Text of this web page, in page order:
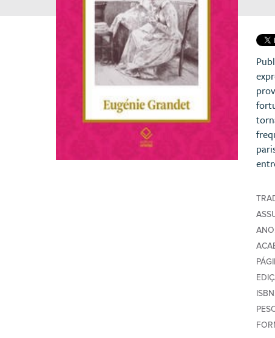
ANO
ISBN